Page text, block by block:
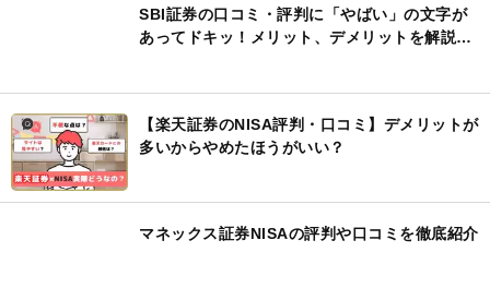
SBI証券の口コミ・評判に「やばい」の文字が
あってドキッ！メリット、デメリットを解説す
【楽天証券のNISA評判・口コミ】デメリットが
多いからやめたほうがいい？
マネックス証券NISAの評判や口コミを徹底紹介